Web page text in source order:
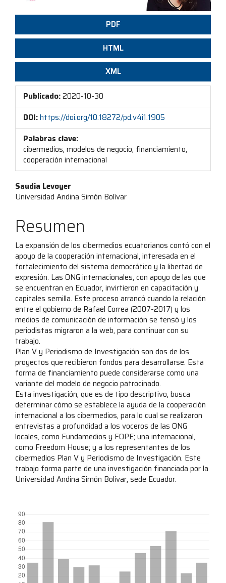
PDF
HTML
XML
Publicado:2020-10-30
DOI:https://doi.org/10.18272/pd.v4i1.1905
Palabras clave:
cibermedios, modelos de negocio, financiamiento,
cooperación internacional
Contenido
principal
del
artículo
Saudia Levoyer
Universidad Andina Simón Bolívar
Resumen
La expansión de los cibermedios ecuatorianos contó con el
apoyo de la cooperación internacional, interesada en el
fortalecimiento del sistema democrático y la libertad de
expresión. Las ONG internacionales, con apoyo de las que
se encuentran en Ecuador, invirtieron en capacitación y
capitales semilla. Este proceso arrancó cuando la relación
entre el gobierno de Rafael Correa (2007-2017) y los
medios de comunicación de información se tensó y los
periodistas migraron a la web, para continuar con su
trabajo.
Plan V y Periodismo de Investigación son dos de los
proyectos que recibieron fondos para desarrollarse. Esta
forma de financiamiento puede considerarse como una
variante del modelo de negocio patrocinado.
Esta investigación, que es de tipo descriptivo, busca
determinar cómo se establece la ayuda de la cooperación
internacional a los cibermedios, para lo cual se realizaron
entrevistas a profundidad a los voceros de las ONG
locales, como Fundamedios y FOPE; una internacional,
como Freedom House; y a los representantes de los
cibermedios Plan V y Periodismo de Investigación. Este
trabajo forma parte de una investigación financiada por la
Universidad Andina Simón Bolívar, sede Ecuador.